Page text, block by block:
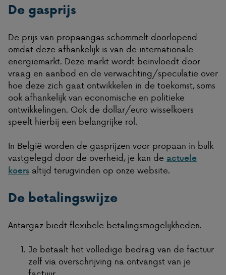
De gasprijs
De prijs van propaangas schommelt doorlopend
omdat deze afhankelijk is van de internationale
energiemarkt. Deze markt wordt beïnvloedt door
vraag en aanbod en de verwachting/speculatie over
hoe deze zich gaat ontwikkelen in de toekomst, soms
ook afhankelijk van economische en politieke
ontwikkelingen. Ook de dollar/euro wisselkoers
speelt hierbij een belangrijke rol.
In België worden de gasprijzen voor propaan in bulk
vastgelegd door de overheid, je kan de actuele
koers altijd terugvinden op onze website.
De betalingswijze
Antargaz biedt flexibele betalingsmogelijkheden.
Je betaalt het volledige bedrag van de factuur
zelf via overschrijving na ontvangst van je